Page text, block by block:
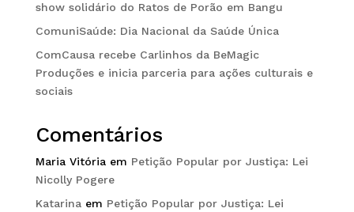
show solidário do Ratos de Porão em Bangu
ComuniSaúde: Dia Nacional da Saúde Única
ComCausa recebe Carlinhos da BeMagic
Produções e inicia parceria para ações culturais e
sociais
Comentários
Maria Vitóriaem Petição Popular por Justiça: Lei
Nicolly Pogere
Katarinaem Petição Popular por Justiça: Lei